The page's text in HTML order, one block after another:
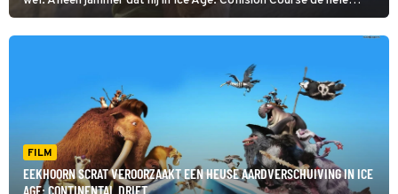
wereld weer in gevaar brengt met zijn jacht op een eikel.
FILM
EEKHOORN SCRAT VEROORZAAKT EEN HEUSE AARDVERSCHUIVING IN ICE
AGE: CONTINENTAL DRIFT